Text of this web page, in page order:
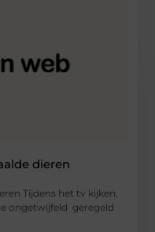
dieren
Tijdens het tv kijken,
ongetwijfeld geregeld